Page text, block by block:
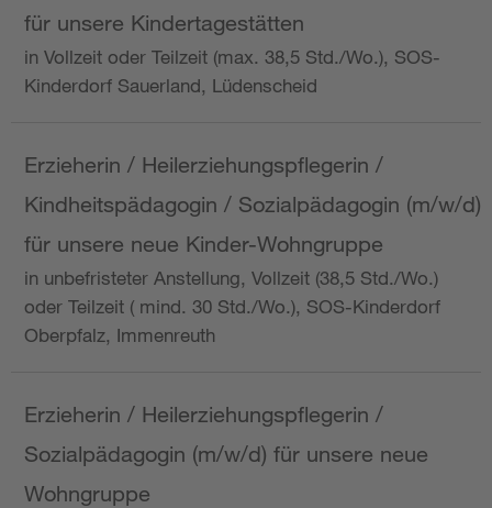
für unsere Kindertagestätten
in Vollzeit oder Teilzeit (max. 38,5 Std./Wo.), SOS-
Kinderdorf Sauerland, Lüdenscheid
Erzieherin / Heilerziehungspflegerin /
Kindheitspädagogin / Sozialpädagogin (m/w/d)
für unsere neue Kinder-Wohngruppe
in unbefristeter Anstellung, Vollzeit (38,5 Std./Wo.)
oder Teilzeit ( mind. 30 Std./Wo.), SOS-Kinderdorf
Oberpfalz, Immenreuth
Erzieherin / Heilerziehungspflegerin /
Sozialpädagogin (m/w/d) für unsere neue
Wohngruppe